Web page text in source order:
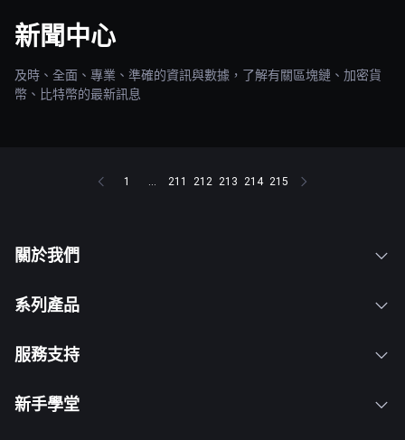
新聞中心
及時、全面、專業、準確的資訊與數據，了解有關區塊鏈、加密貨
幣、比特幣的最新訊息
1 ... 211 212 213 214 215
關於我們
系列產品
服務支持
新手學堂